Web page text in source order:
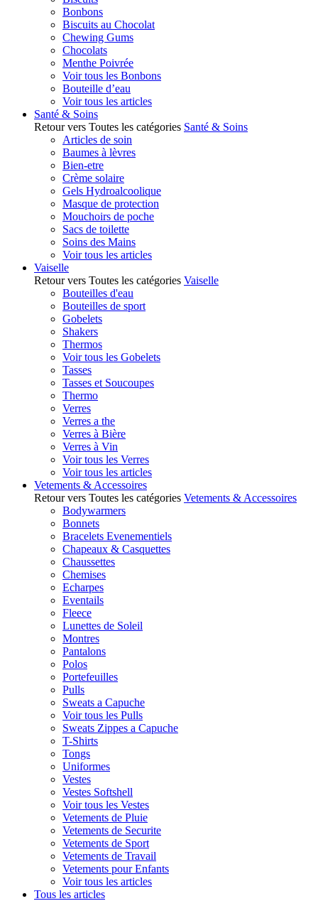
Bonbons
Biscuits au Chocolat
Chewing Gums
Chocolats
Menthe Poivrée
Voir tous les Bonbons
Bouteille d’eau
Voir tous les articles
Santé & Soins
Retour vers Toutes les catégories Santé & Soins
Articles de soin
Baumes à lèvres
Bien-etre
Crème solaire
Gels Hydroalcoolique
Masque de protection
Mouchoirs de poche
Sacs de toilette
Soins des Mains
Voir tous les articles
Vaiselle
Retour vers Toutes les catégories Vaiselle
Bouteilles d'eau
Bouteilles de sport
Gobelets
Shakers
Thermos
Voir tous les Gobelets
Tasses
Tasses et Soucoupes
Thermo
Verres
Verres a the
Verres à Bière
Verres à Vin
Voir tous les Verres
Voir tous les articles
Vetements & Accessoires
Retour vers Toutes les catégories Vetements & Accessoires
Bodywarmers
Bonnets
Bracelets Evenementiels
Chapeaux & Casquettes
Chaussettes
Chemises
Echarpes
Eventails
Fleece
Lunettes de Soleil
Montres
Pantalons
Polos
Portefeuilles
Pulls
Sweats a Capuche
Voir tous les Pulls
Sweats Zippes a Capuche
T-Shirts
Tongs
Uniformes
Vestes
Vestes Softshell
Voir tous les Vestes
Vetements de Pluie
Vetements de Securite
Vetements de Sport
Vetements de Travail
Vetements pour Enfants
Voir tous les articles
Tous les articles